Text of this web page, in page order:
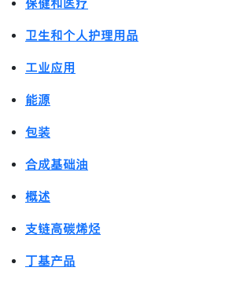
保健和医疗
卫生和个人护理用品
工业应用
能源
包装
合成基础油
概述
支链高碳烯烃
丁基产品